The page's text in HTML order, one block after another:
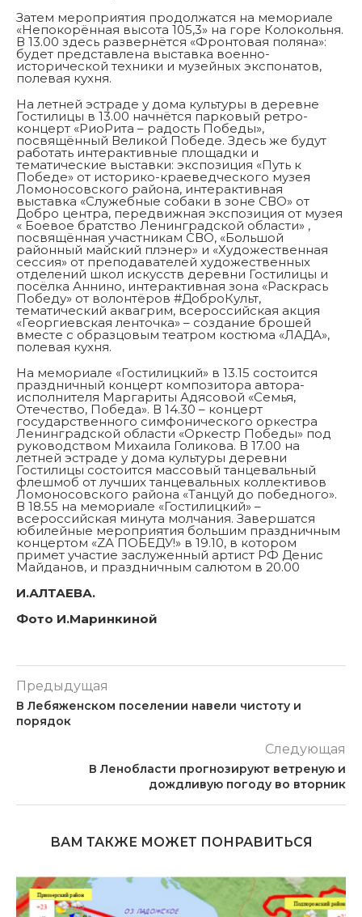
Затем мероприятия продолжатся на мемориале
«Непокорённая высота 105,3» на горе Колокольня.
В 13.00 здесь развернётся «Фронтовая поляна»:
будет представлена выставка военно-
исторической техники и музейных экспонатов,
полевая кухня.
На летней эстраде у дома культуры в деревне
Гостилицы в 13.00 начнётся парковый ретро-
концерт «РиоРита – радость Победы»,
посвящённый Великой Победе. Здесь же будут
работать интерактивные площадки и
тематические выставки: экспозиция «Путь к
Победе» от историко-краеведческого музея
Ломоносовского района, интерактивная
выставка «Служебные собаки в зоне СВО» от
Добро центра, передвижная экспозиция от музея
« Боевое братство Ленинградской области» ,
посвящённая участникам СВО, «Большой
районный майский плэнер» и «Художественная
сессия» от преподавателей художественных
отделений школ искусств деревни Гостилицы и
посёлка Аннино, интерактивная зона «Раскрась
Победу» от волонтёров #ДоброКульт,
тематический аквагрим, всероссийская акция
«Георгиевская ленточка» – создание брошей
вместе с образцовым театром костюма «ЛАДА»,
полевая кухня.
На мемориале «Гостилицкий» в 13.15 состоится
праздничный концерт композитора автора-
исполнителя Маргариты Адясовой «Семья,
Отечество, Победа». В 14.30 – концерт
государственного симфонического оркестра
Ленинградской области «Оркестр Победы» под
руководством Михаила Голикова. В 17.00 на
летней эстраде у дома культуры деревни
Гостилицы состоится массовый танцевальный
флешмоб от лучших танцевальных коллективов
Ломоносовского района «Танцуй до победного».
В 18.55 на мемориале «Гостилицкий» –
всероссийская минута молчания. Завершатся
юбилейные мероприятия большим праздничным
концертом «ZА ПОБЕДУ!» в 19.10, в котором
примет участие заслуженный артист РФ Денис
Майданов, и праздничным салютом в 20.00
И.АЛТАЕВА.
Фото И.Маринкиной
Предыдущая
В Лебяженском поселении навели чистоту и
порядок
Следующая
В Ленобласти прогнозируют ветреную и
дождливую погоду во вторник
ВАМ ТАКЖЕ МОЖЕТ ПОНРАВИТЬСЯ